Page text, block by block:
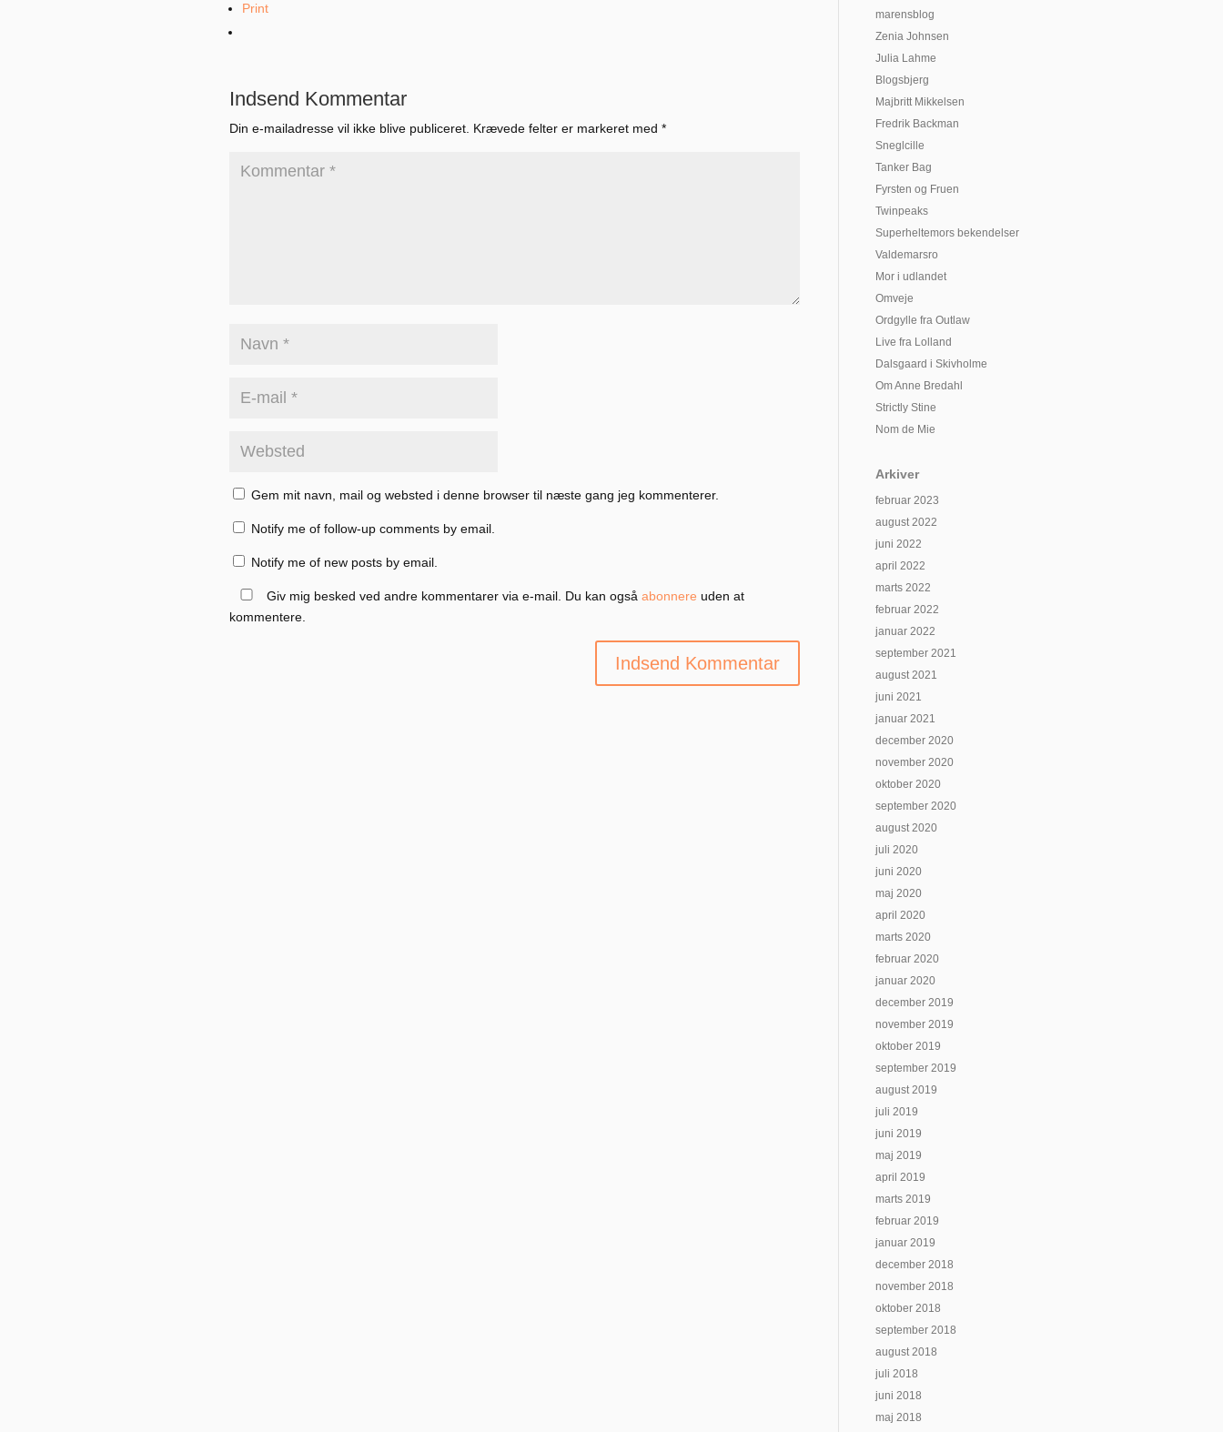
Print
Indsend Kommentar
Din e-mailadresse vil ikke blive publiceret. Krævede felter er markeret med *
Gem mit navn, mail og websted i denne browser til næste gang jeg kommenterer.
Notify me of follow-up comments by email.
Notify me of new posts by email.
Giv mig besked ved andre kommentarer via e-mail. Du kan også abonnere uden at
kommentere.
marensblog
Zenia Johnsen
Julia Lahme
Blogsbjerg
Majbritt Mikkelsen
Fredrik Backman
Sneglcille
Tanker Bag
Fyrsten og Fruen
Twinpeaks
Superheltemors bekendelser
Valdemarsro
Mor i udlandet
Omveje
Ordgylle fra Outlaw
Live fra Lolland
Dalsgaard i Skivholme
Om Anne Bredahl
Strictly Stine
Nom de Mie
Arkiver
februar 2023
august 2022
juni 2022
april 2022
marts 2022
februar 2022
januar 2022
september 2021
august 2021
juni 2021
januar 2021
december 2020
november 2020
oktober 2020
september 2020
august 2020
juli 2020
juni 2020
maj 2020
april 2020
marts 2020
februar 2020
januar 2020
december 2019
november 2019
oktober 2019
september 2019
august 2019
juli 2019
juni 2019
maj 2019
april 2019
marts 2019
februar 2019
januar 2019
december 2018
november 2018
oktober 2018
september 2018
august 2018
juli 2018
juni 2018
maj 2018